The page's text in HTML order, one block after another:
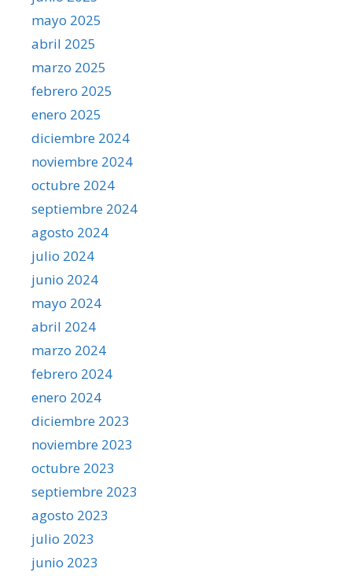
mayo 2025
abril 2025
marzo 2025
febrero 2025
enero 2025
diciembre 2024
noviembre 2024
octubre 2024
septiembre 2024
agosto 2024
julio 2024
junio 2024
mayo 2024
abril 2024
marzo 2024
febrero 2024
enero 2024
diciembre 2023
noviembre 2023
octubre 2023
septiembre 2023
agosto 2023
julio 2023
junio 2023